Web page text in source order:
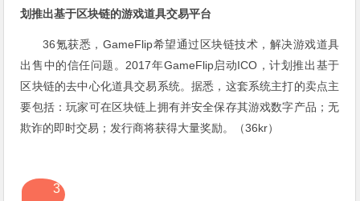
划推出基于区块链的游戏道具交易平台
36氪获悉，GameFlip希望通过区块链技术，解决游戏道具
出售中的信任问题。2017年GameFlip启动ICO，计划推出基于
区块链的去中心化道具交易系统。据悉，这套系统主打的卖点主
要包括：玩家可在区块链上拥有并安全保存其游戏数字产品；无
欺诈的即时交易；发行商将获得大量奖励。（36kr）
3